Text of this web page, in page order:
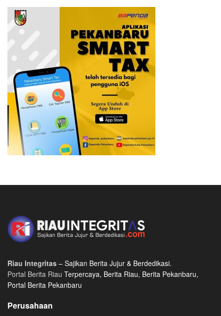
Riau Integritas – Sajikan Berita Jujur & Berdedikasi.
Portal Berita Riau Terpercaya, Berita Riau, Berita Pekanbaru,
Portal Berita Pekanbaru
Perusahaan